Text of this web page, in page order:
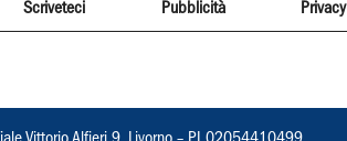
Scriveteci Pubblicità Privacy